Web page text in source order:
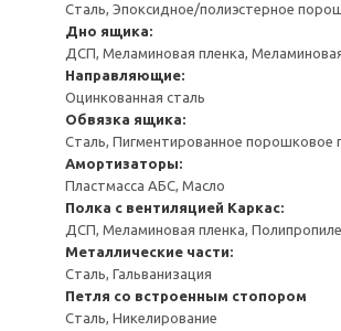
Сталь, Эпоксидное/полиэстерное
Дно ящика:
ДСП, Меламиновая пленка,
Направляющие:
Оцинкованная сталь
Обвязка ящика:
Сталь, Пигментированное порошковое
Амортизаторы:
Пластмасса АБС, Масло
Полка с вентиляцией Каркас:
ДСП, Меламиновая пленка,
Металлические части:
Сталь, Гальванизация
Петля со встроенным стопором
Сталь, Никелирование